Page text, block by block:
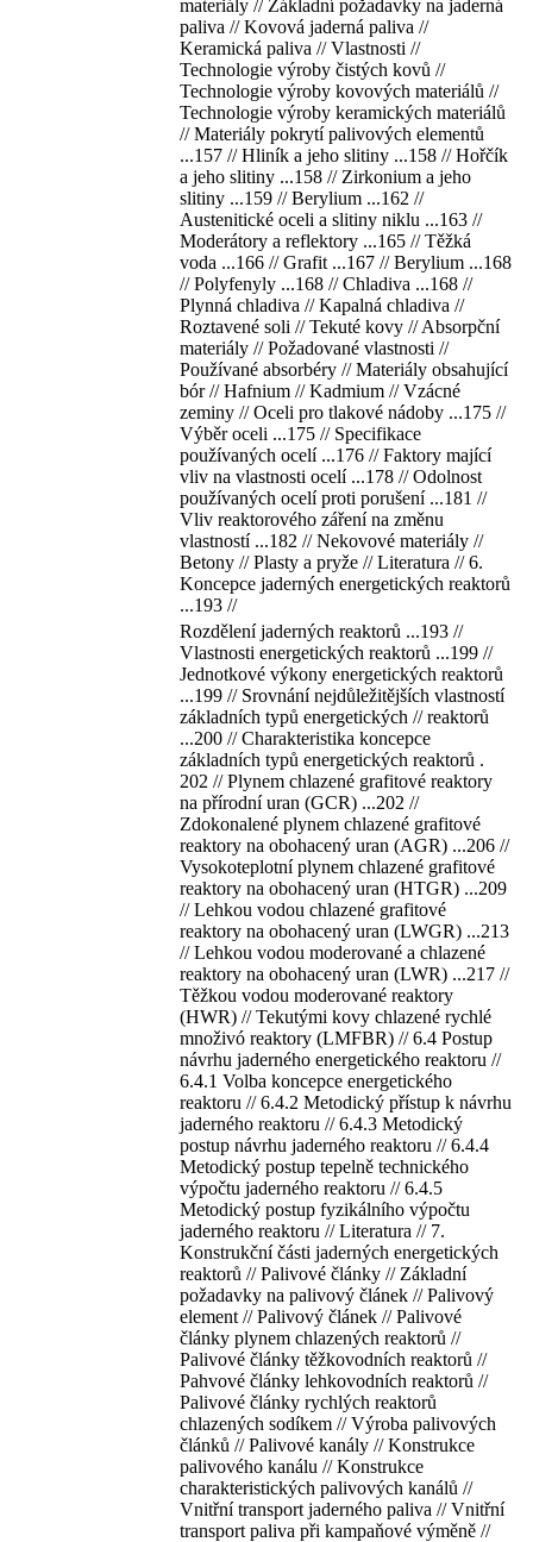
materiály // Základní požadavky na jaderná
paliva // Kovová jaderná paliva //
Keramická paliva // Vlastnosti //
Technologie výroby čistých kovů //
Technologie výroby kovových materiálů //
Technologie výroby keramických materiálů
// Materiály pokrytí palivových elementů
...157 // Hliník a jeho slitiny ...158 // Hořčík
a jeho slitiny ...158 // Zirkonium a jeho
slitiny ...159 // Berylium ...162 //
Austenitické oceli a slitiny niklu ...163 //
Moderátory a reflektory ...165 // Těžká
voda ...166 // Grafit ...167 // Berylium ...168
// Polyfenyly ...168 // Chladiva ...168 //
Plynná chladiva // Kapalná chladiva //
Roztavené soli // Tekuté kovy // Absorpční
materiály // Požadované vlastnosti //
Používané absorbéry // Materiály obsahující
bór // Hafnium // Kadmium // Vzácné
zeminy // Oceli pro tlakové nádoby ...175 //
Výběr oceli ...175 // Specifikace
používaných ocelí ...176 // Faktory mající
vliv na vlastnosti ocelí ...178 // Odolnost
používaných ocelí proti porušení ...181 //
Vliv reaktorového záření na změnu
vlastností ...182 // Nekovové materiály //
Betony // Plasty a pryže // Literatura // 6.
Koncepce jaderných energetických reaktorů
...193 //
Rozdělení jaderných reaktorů ...193 //
Vlastnosti energetických reaktorů ...199 //
Jednotkové výkony energetických reaktorů
...199 // Srovnání nejdůležitějších vlastností
základních typů energetických // reaktorů
...200 // Charakteristika koncepce
základních typů energetických reaktorů .
202 // Plynem chlazené grafitové reaktory
na přírodní uran (GCR) ...202 //
Zdokonalené plynem chlazené grafitové
reaktory na obohacený uran (AGR) ...206 //
Vysokoteplotní plynem chlazené grafitové
reaktory na obohacený uran (HTGR) ...209
// Lehkou vodou chlazené grafitové
reaktory na obohacený uran (LWGR) ...213
// Lehkou vodou moderované a chlazené
reaktory na obohacený uran (LWR) ...217 //
Těžkou vodou moderované reaktory
(HWR) // Tekutými kovy chlazené rychlé
množivó reaktory (LMFBR) // 6.4 Postup
návrhu jaderného energetického reaktoru //
6.4.1 Volba koncepce energetického
reaktoru // 6.4.2 Metodický přístup k návrhu
jaderného reaktoru // 6.4.3 Metodický
postup návrhu jaderného reaktoru // 6.4.4
Metodický postup tepelně technického
výpočtu jaderného reaktoru // 6.4.5
Metodický postup fyzikálního výpočtu
jaderného reaktoru // Literatura // 7.
Konstrukční části jaderných energetických
reaktorů // Palivové články // Základní
požadavky na palivový článek // Palivový
element // Palivový článek // Palivové
články plynem chlazených reaktorů //
Palivové články těžkovodních reaktorů //
Pahvové články lehkovodních reaktorů //
Palivové články rychlých reaktorů
chlazených sodíkem // Výroba palivových
článků // Palivové kanály // Konstrukce
palivového kanálu // Konstrukce
charakteristických palivových kanálů //
Vnitřní transport jaderného paliva // Vnitřní
transport paliva při kampaňové výměně //